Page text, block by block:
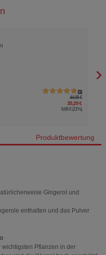
1
44,95 €
35,29 €
9,66 € (21%)
Produktbewertung
Gingerol und
enthalten und das Pulver
wichtigsten Pflanzen in der